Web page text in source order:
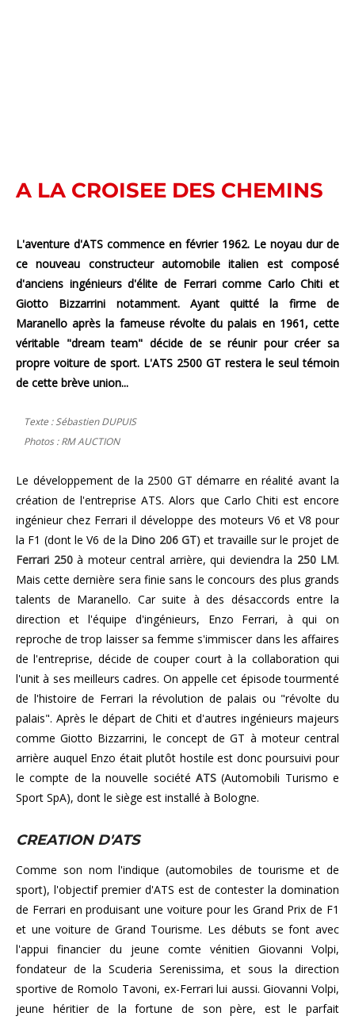
A LA CROISEE DES CHEMINS
L'aventure d'ATS commence en février 1962. Le noyau dur de
ce nouveau constructeur automobile italien est composé
d'anciens ingénieurs d'élite de Ferrari comme Carlo Chiti et
Giotto Bizzarrini notamment. Ayant quitté la firme de
Maranello après la fameuse révolte du palais en 1961, cette
véritable "dream team" décide de se réunir pour créer sa
propre voiture de sport. L'ATS 2500 GT restera le seul témoin
de cette brève union...
Texte : Sébastien DUPUIS
Photos : RM AUCTION
Le développement de la 2500 GT démarre en réalité avant la
création de l'entreprise ATS. Alors que Carlo Chiti est encore
ingénieur chez Ferrari il développe des moteurs V6 et V8 pour
la F1 (dont le V6 de la Dino 206 GT) et travaille sur le projet de
Ferrari 250à moteur central arrière, qui deviendra la 250 LM.
Mais cette dernière sera finie sans le concours des plus grands
talents de Maranello. Car suite à des désaccords entre la
direction et l'équipe d'ingénieurs, Enzo Ferrari, à qui on
reproche de trop laisser sa femme s'immiscer dans les affaires
de l'entreprise, décide de couper court à la collaboration qui
l'unit à ses meilleurs cadres. On appelle cet épisode tourmenté
de l'histoire de Ferrari la révolution de palais ou "révolte du
palais". Après le départ de Chiti et d'autres ingénieurs majeurs
comme Giotto Bizzarrini, le concept de GT à moteur central
arrière auquel Enzo était plutôt hostile est donc poursuivi pour
le compte de la nouvelle société ATS (Automobili Turismo e
Sport SpA), dont le siège est installé à Bologne.
CREATION D'ATS
Comme son nom l'indique (automobiles de tourisme et de
sport), l'objectif premier d'ATS est de contester la domination
de Ferrari en produisant une voiture pour les Grand Prix de F1
et une voiture de Grand Tourisme. Les débuts se font avec
l'appui financier du jeune comte vénitien Giovanni Volpi,
fondateur de la Scuderia Serenissima, et sous la direction
sportive de Romolo Tavoni, ex-Ferrari lui aussi. Giovanni Volpi,
jeune héritier de la fortune de son père, est le parfait